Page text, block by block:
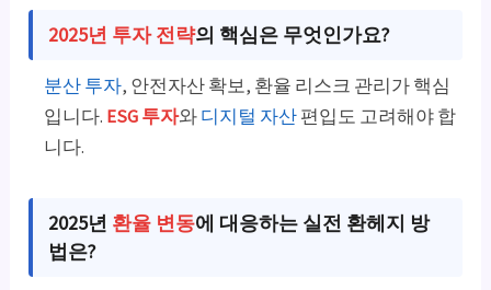
2025년 투자 전략의 핵심은 무엇인가요?
분산 투자, 안전자산 확보, 환율 리스크 관리가 핵심
입니다. ESG 투자와디지털 자산편입도 고려해야 합
니다.
2025년 환율 변동에 대응하는 실전 환헤지 방
법은?